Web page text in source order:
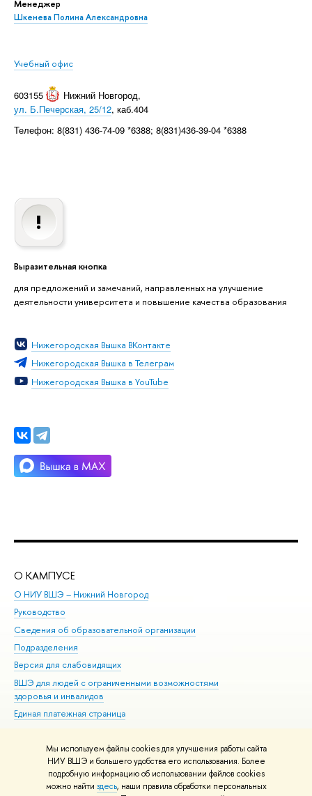
Мы используем файлы cookies для улучшения работы сайта
НИУ ВШЭ и большего удобства его использования. Более
подробную информацию об использовании файлов cookies
можно найти здесь, наши правила обработки персональных
Менеджер
Шкенева Полина Александровна
Учебный офис
603155 Нижний Новгород,
ул. Б.Печерская, 25/12, каб.404
Телефон: 8(831) 436-74-09 *6388; 8(831)436-39-04 *6388
Выразительная кнопка
для предложений и замечаний, направленных на улучшение
деятельности университета и повышение качества образования
Нижегородская Вышка ВКонтакте
Нижегородская Вышка в Телеграм
Нижегородская Вышка в YouTube
О КАМПУСЕ
О НИУ ВШЭ – Нижний Новгород
Руководство
Сведения об образовательной организации
Подразделения
Версия для слабовидящих
ВШЭ для людей с ограниченными возможностями
здоровья и инвалидов
Единая платежная страница